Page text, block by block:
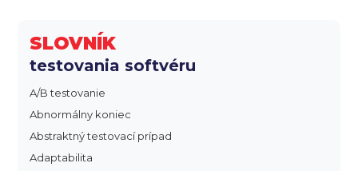
SLOVNÍK
testovania softvéru
A/B testovanie
Abnormálny koniec
Abstraktný testovací prípad
Adaptabilita